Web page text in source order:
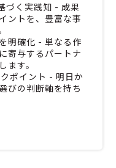
づく実践知 - 成果
ントを、豊富な事
明確化 - 単なる作
寄与するパートナ
ます。
ポイント - 明日か
びの判断軸を持ち